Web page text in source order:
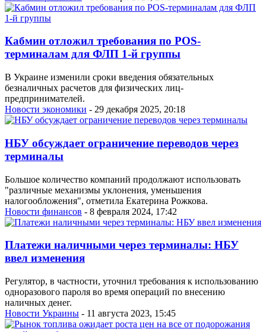
Кабмин отложил требования по POS-
терминалам для ФЛП 1-й группы
В Украине изменили сроки введения обязательных
безналичных расчетов для физических лиц-
предпринимателей.
Новости экономики - 29 декабря 2025, 20:18
НБУ обсуждает ограничение переводов через
терминалы
Большое количество компаний продолжают использовать
"различные механизмы уклонения, уменьшения
налогообложения", отметила Екатерина Рожкова.
Новости финансов - 8 февраля 2024, 17:42
Платежи наличными через терминалы: НБУ
ввел изменения
Регулятор, в частности, уточнил требования к использованию
одноразового пароля во время операций по внесению
наличных денег.
Новости Украины - 11 августа 2023, 15:45